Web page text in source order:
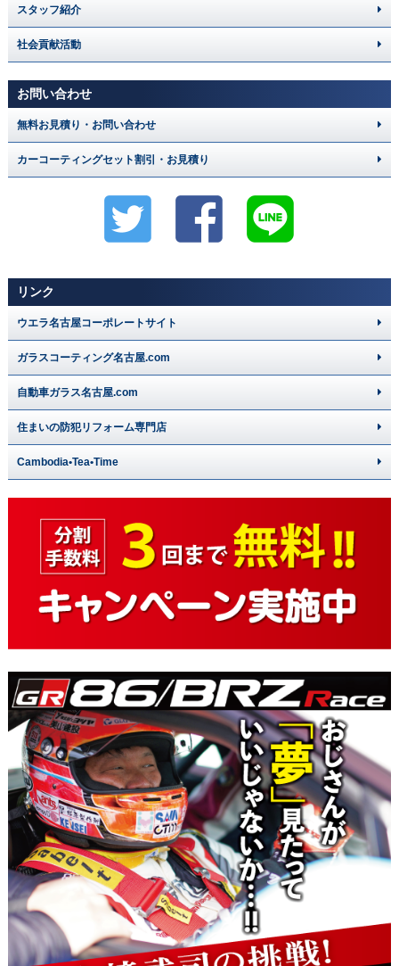
スタッフ紹介
社会貢献活動
お問い合わせ
無料お見積り・お問い合わせ
カーコーティングセット割引・お見積り
リンク
ウエラ名古屋コーポレートサイト
ガラスコーティング名古屋.com
自動車ガラス名古屋.com
住まいの防犯リフォーム専門店
Cambodia•Tea•Time